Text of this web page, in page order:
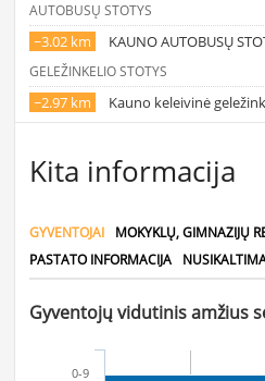
AUTOBUSŲ STOTYS
~3.02 km KAUNO AUTOBUSŲ
GELEŽINKELIO STOTYS
~2.97 km Kauno keleivinė
Kita informacija
GYVENTOJAI
MOKYKLŲ, GIMNAZIJŲ
PASTATO INFORMACIJA
Gyventojų vidutinis amžius
0-9